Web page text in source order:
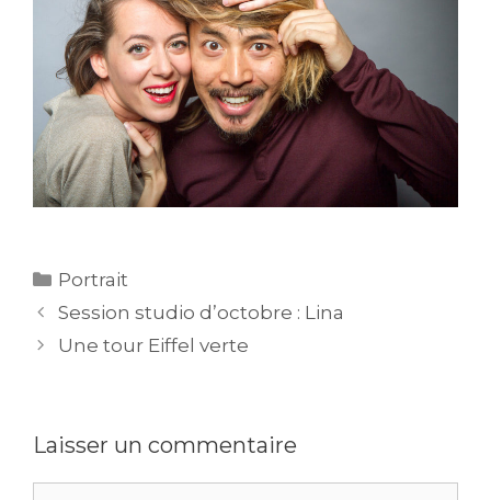
Catégories
Portrait
Session studio d’octobre : Lina
Une tour Eiffel verte
Laisser un commentaire